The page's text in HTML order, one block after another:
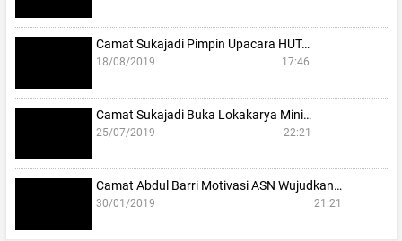
Camat Sukajadi Pimpin Upacara HUT…
18/08/2019 17:46
Camat Sukajadi Buka Lokakarya Mini…
25/07/2019 22:21
Camat Abdul Barri Motivasi ASN Wujudkan…
30/01/2019 21:21